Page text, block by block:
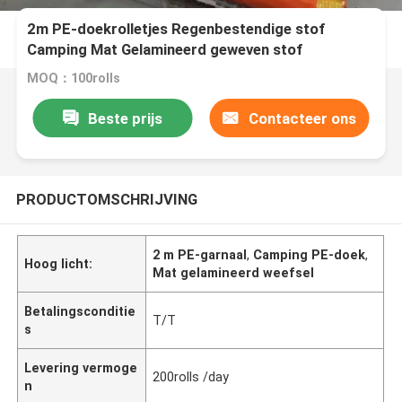
2m PE-doekrolletjes Regenbestendige stof
Camping Mat Gelamineerd geweven stof
MOQ：100rolls
Beste prijs Contacteer ons
PRODUCTOMSCHRIJVING
Hoog licht:
2 m PE-garnaal, Camping PE-doek,
Mat gelamineerd weefsel
Betalingsconditie
s
T/T
Levering vermoge
n
200rolls /day